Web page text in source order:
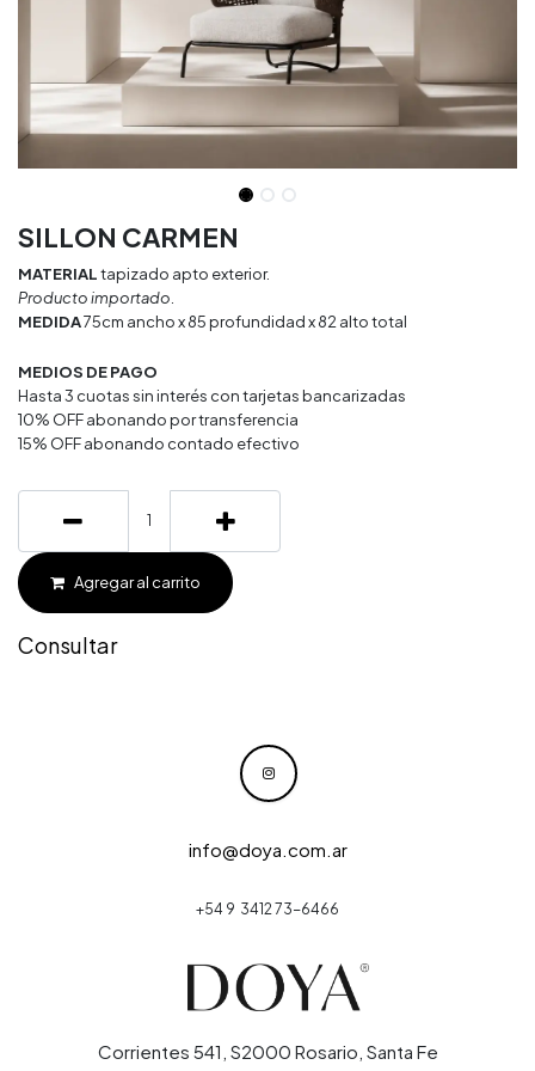
SILLON CARMEN
MATERIALtapizado apto exterior.
Producto importado.
MEDIDA75cm ancho x 85 profundidad x 82 alto total
MEDIOS DE PAGO
Hasta 3 cuotas sin interés con tarjetas bancarizadas
10% OFF abonando por transferencia
15% OFF abonando contado efectivo
Agregar al carrito
Consultar
info@doya.com.ar
Corrientes 541, S2000 Rosario, Santa Fe
+54 9 3412 73-6466